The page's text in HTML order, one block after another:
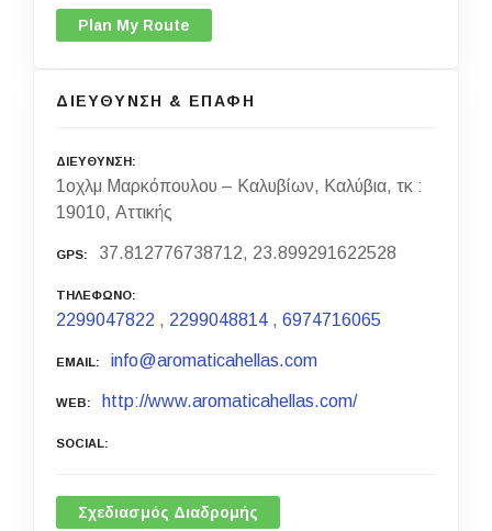
Plan My Route
ΔΙΕΥΘΥΝΣΗ & ΕΠΑΦΗ
ΔΙΕΥΘΥΝΣΗ
1οχλμ Μαρκόπουλου – Καλυβίων, Καλύβια, τκ :
19010, Αττικής
GPS 37.812776738712, 23.899291622528
ΤΗΛΕΦΩΝΟ
2299047822 , 2299048814 ,6974716065
EMAIL info@aromaticahellas.com
WEB http://www.aromaticahellas.com/
SOCIAL
Σχεδιασμός Διαδρομής